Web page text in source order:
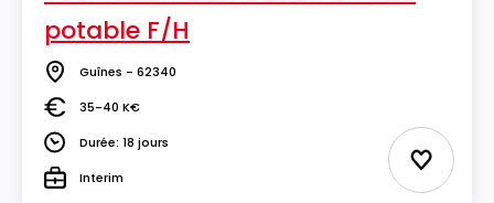
potable F/H
Lieu Guînes - 62340
Salaire35-40 K€
DuréeDurée: 18 jours
TypeInterim Ajouter